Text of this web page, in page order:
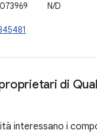
N/D
di
interessano i